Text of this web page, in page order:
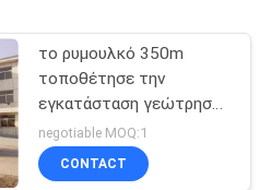
το ρυμουλκό 350m
τοποθέτησε την
εγκατάσταση γεώτρησης
τρυπανιών
negotiable MOQ:1
CONTACT